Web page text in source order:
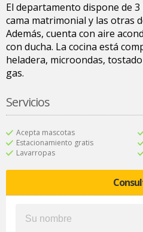
El departamento dispone de
cama matrimonial y las otras
Además, cuenta con aire
con ducha. La cocina está
heladera, microondas,
gas.
Servicios
Acepta mascotas
Estacionamiento gratis
Lavarropas